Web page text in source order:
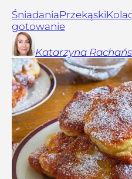
ŚniadaniaPrzekąski
gotowanie
Katarzyna